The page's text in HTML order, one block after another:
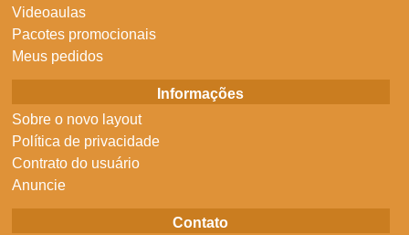
Videoaulas
Pacotes promocionais
Meus pedidos
Informações
Sobre o novo layout
Política de privacidade
Contrato do usuário
Anuncie
Contato